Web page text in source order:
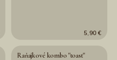
5,90 €
Raňajkové kombo "toast"